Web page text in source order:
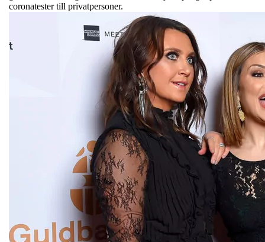
coronatester till privatpersoner.